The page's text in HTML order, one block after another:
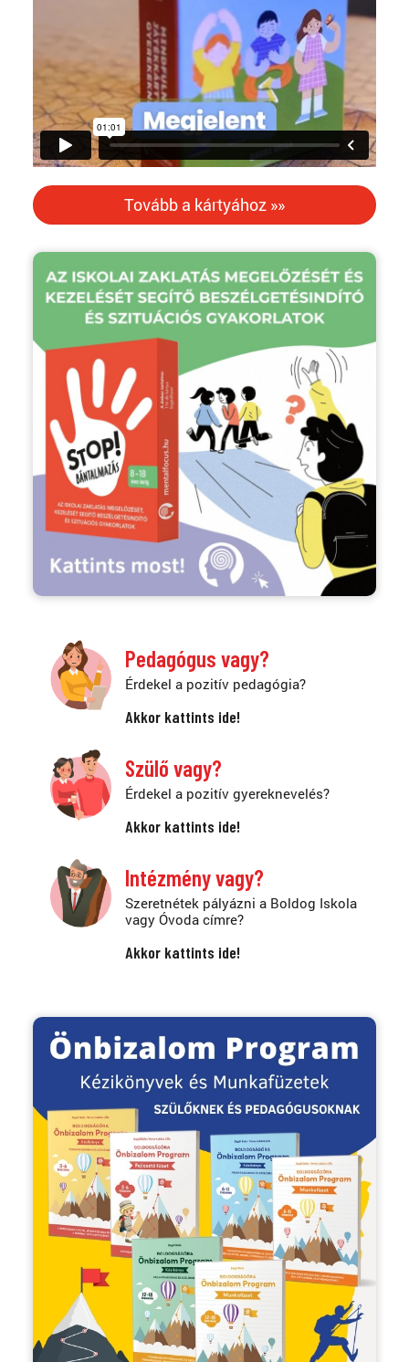
Tovább a kártyához »»
Pedagógus vagy?
Érdekel a pozitív pedagógia?
Akkor kattints ide!
Szülő vagy?
Érdekel a pozitív gyereknevelés?
Akkor kattints ide!
Intézmény vagy?
Szeretnétek pályázni a Boldog Iskola
vagy Óvoda címre?
Akkor kattints ide!